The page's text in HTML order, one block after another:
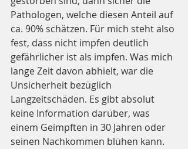
Pathologen, welche diesen Anteil auf
ca. 90% schätzen. Für mich steht also
fest, dass nicht impfen deutlich
gefährlicher ist als impfen. Was mich
lange Zeit davon abhielt, war die
Unsicherheit bezüglich
Langzeitschäden. Es gibt absolut
keine Information darüber, was
einem Geimpften in 30 Jahren oder
seinen Nachkommen blühen kann.